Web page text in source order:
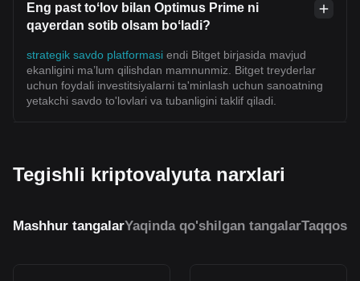
Eng past toʻlov bilan Optimus Prime ni
qayerdan sotib olsam boʻladi?
strategik savdo platformasi endi Bitget birjasida mavjud
ekanligini ma’lum qilishdan mamnunmiz. Bitget treyderlar
uchun foydali investitsiyalarni ta'minlash uchun sanoatning
yetakchi savdo to'lovlari va tubanligini taklif qiladi.
Tegishli kriptovalyuta narxlari
Mashhur tangalarYaqinda qo'shilgan tangalar